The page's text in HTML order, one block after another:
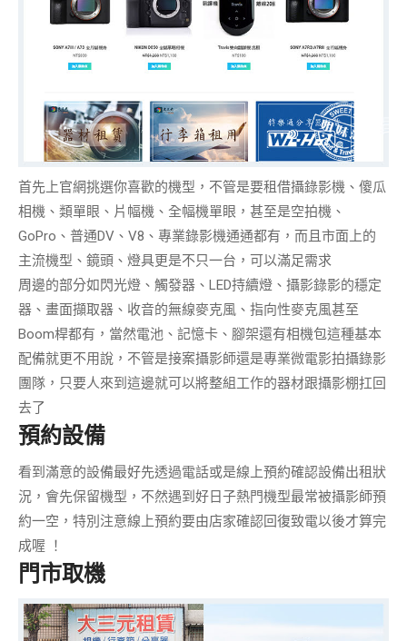
首先上官網挑選你喜歡的機型，不管是要租借攝錄影機、傻瓜
相機、類單眼、片幅機、全幅機單眼，甚至是空拍機、
GoPro、普通DV、V8、專業錄影機通通都有，而且市面上的
主流機型、鏡頭、燈具更是不只一台， 可以滿足需求
周邊的部分如閃光燈、觸發器、LED持續燈、攝影錄影的穩定
器、畫面擷取器、收音的無線麥克風、指向性麥克風甚至
Boom桿都有，當然電池、記憶卡、腳架還有相機包這種基本
配備就更不用說，不管是接案攝影師還是專業微電影拍攝錄影
團隊， 只要人來到這邊就可以將整組工作的器材跟攝影棚扛回
去了
預約設備
看到滿意的設備最好先透過電話或是線上預約確認設備出租狀
況，會先保留機型，不然遇到好日子熱門機型最常被攝影師預
約一空，特別注意線上預約要由店家確認回復致電以後才算完
成喔 ！
門市取機